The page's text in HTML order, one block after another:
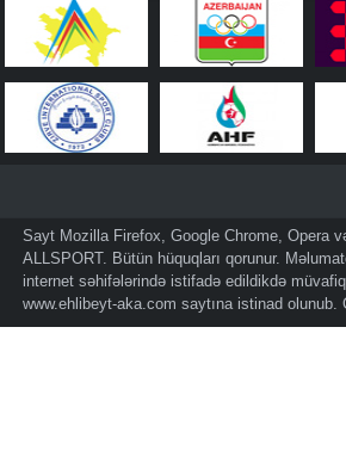
Sayt Mozilla Firefox, Google Chrome, Opera
ALLSPORT. Bütün hüquqları qorunur.
internet səhifələrində istifadə edildikdə
www.ehlibeyt-aka.com saytına istinad olunub.